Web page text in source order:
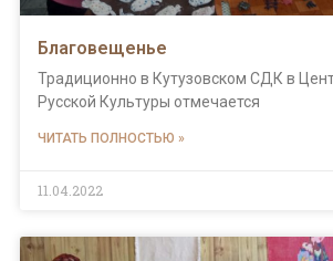
Благовещенье
Традиционно в Кутузовском СДК в
Русской Культуры отмечается
ЧИТАТЬ ПОЛНОСТЬЮ »
11.04.2022